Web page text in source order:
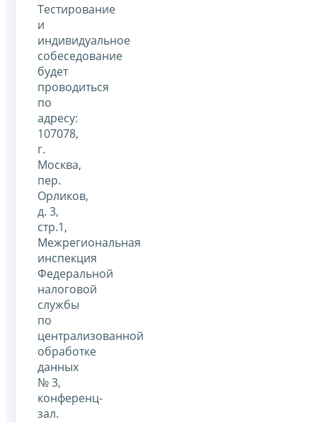
Тестирование
и
индивидуальное
собеседование
будет
проводиться
по
адресу:
107078,
г.
Москва,
пер.
Орликов,
д. 3,
стр.1,
Межрегиональная
инспекция
Федеральной
налоговой
службы
по
централизованной
обработке
данных
№ 3,
конференц-
зал.